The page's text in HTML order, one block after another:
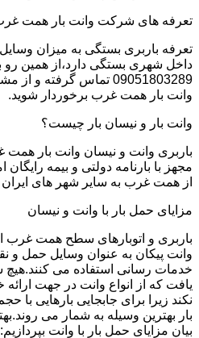
تعرفه های شرکت وانت بار همت غرب در سال
تعرفه باربری بستگی به میزان
داخل شهری بستگی دارد،از همین
09051803289 تماس
وانت بار همت غرب برخوردار شوید.
وانت بار و نیسان بار چیست؟
باربری وانت و نیسان وانت بار همت
مجهز با بارنامه دولتی و بیمه رایگان
از همت غرب به سایر شهر های ایران
مزایای حمل بار با وانت و نیسان
باربری و اتوبارهای سطح همت غرب
وانت پیکان به عنوان وسایل حمل و
خدمات رسانی استفاده می کنند.هیچ
یافت که از انواع وانت در جهت
نکند زیرا برای جابجایی بارهایی
بار بهترین وسیله به شمار می
بیان مزایای حمل بار با وانت بپردازیم: